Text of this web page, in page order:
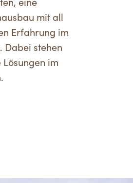
mit all
Erfahrung im
Dabei stehen
im